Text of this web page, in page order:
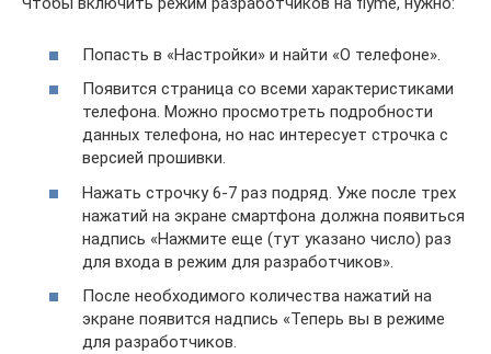
Попасть в «Настройки» и найти «О телефоне».
Появится страница со всеми характеристиками
телефона. Можно просмотреть подробности
данных телефона, но нас интересует строчка с
версией прошивки.
Нажать строчку 6-7 раз подряд. Уже после трех
нажатий на экране смартфона должна появиться
надпись «Нажмите еще (тут указано число) раз
для входа в режим для разработчиков».
После необходимого количества нажатий на
экране появится надпись «Теперь вы в режиме
для разработчиков.